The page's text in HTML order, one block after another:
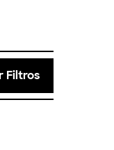
Filtros